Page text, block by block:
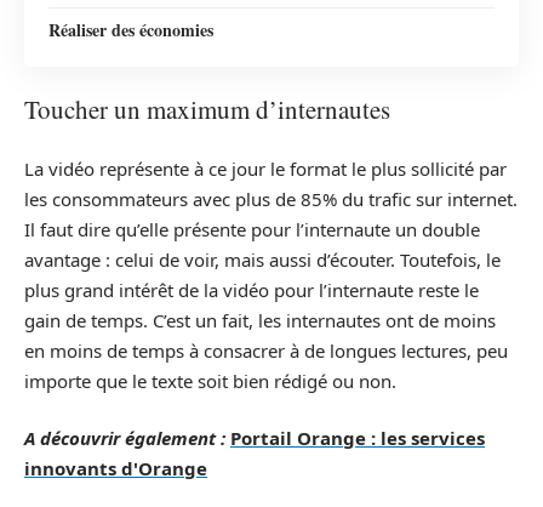
Réaliser des économies
Toucher un maximum d’internautes
La vidéo représente à ce jour le format le plus sollicité par
les consommateurs avec plus de 85% du trafic sur internet.
Il faut dire qu’elle présente pour l’internaute un double
avantage : celui de voir, mais aussi d’écouter. Toutefois, le
plus grand intérêt de la vidéo pour l’internaute reste le
gain de temps. C’est un fait, les internautes ont de moins
en moins de temps à consacrer à de longues lectures, peu
importe que le texte soit bien rédigé ou non.
A découvrir également : Portail Orange : les services
innovants d'Orange